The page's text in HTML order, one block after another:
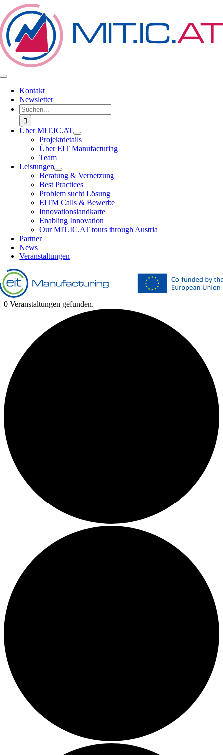
Zum
Inhalt
springen
Toggle
NavigationKontakt
Newsletter
Suche
nach:
Über MIT.IC.AT
Projektdetails
Über EIT Manufacturing
Team
Leistungen
Beratung & Vernetzung
Best Practices
Problem sucht Lösung
EITM Calls & Bewerbe
Innovationslandkarte
Enabling Innovation
Our MIT.IC.AT tours through Austria
Partner
News
Veranstaltungen
0 Veranstaltungen gefunden.